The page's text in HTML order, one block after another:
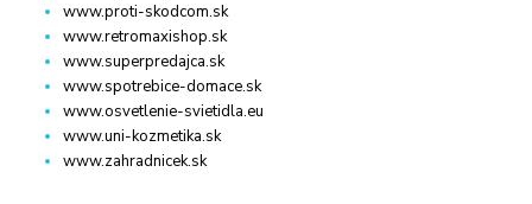
www.proti-skodcom.sk
www.retromaxishop.sk
www.superpredajca.sk
www.spotrebice-domace.sk
www.osvetlenie-svietidla.eu
www.uni-kozmetika.sk
www.zahradnicek.sk